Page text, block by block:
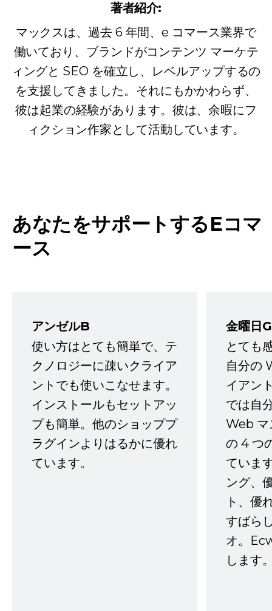
著者紹介:
マックスは、過去 6 年間、e コマース業界で
働いており、ブランドがコンテンツ マーケテ
ィングと SEO を確立し、レベルアップするの
を支援してきました。それにもかかわらず、
彼は起業の経験があります。彼は、余暇にフ
ィクション作家として活動しています。
あなたをサポートするEコマ
ース
アンゼルB
使い方はとても簡単で、テ
クノロジーに疎いクライア
ントでも使いこなせます。
インストールもセットアッ
プも簡単。他のショッププ
ラグインよりはるかに優れ
ています。
金曜日G
とても
自分の
イアン
では自
Web マ
の 4 つ
ていま
ング、
ト、優
すばら
オ。
します